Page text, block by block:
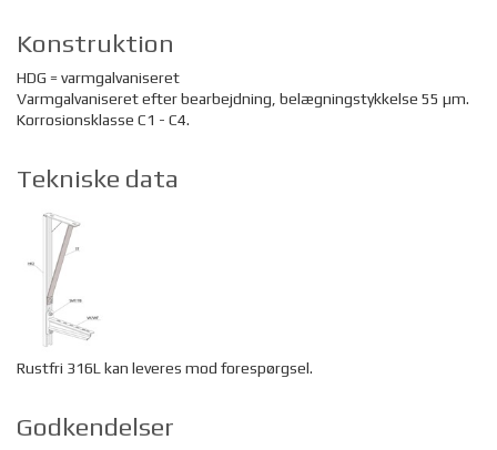
Konstruktion
HDG = varmgalvaniseret
Varmgalvaniseret efter bearbejdning, belægningstykkelse 55 µm.
Korrosionsklasse C1 - C4.
Tekniske data
Rustfri 316L kan leveres mod forespørgsel.
Godkendelser